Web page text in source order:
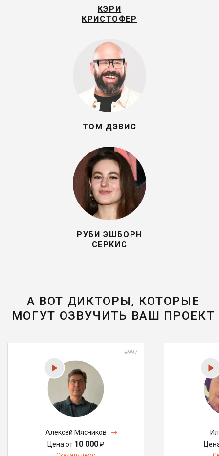
КЭРИ
КРИСТОФЕР
ТОМ ДЭВИС
РУБИ ЭШБОРН
СЕРКИС
А ВОТ ДИКТОРЫ, КОТОРЫЕ
МОГУТ ОЗВУЧИТЬ ВАШ ПРОЕКТ
#997
Алексей Мясников
Цена от 10 000₽